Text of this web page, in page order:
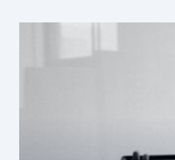
Ces métiers marketing qui
[…] L'AACC a
par jour des